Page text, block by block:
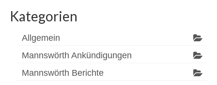
Kategorien
Allgemein
Mannswörth Ankündigungen
Mannswörth Berichte